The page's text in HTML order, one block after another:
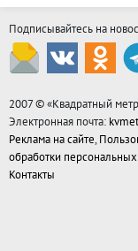
Подписывайтесь на
2007 © «Квадратный метр
Электронная почта:
Реклама на сайте,
обработки
Контакты